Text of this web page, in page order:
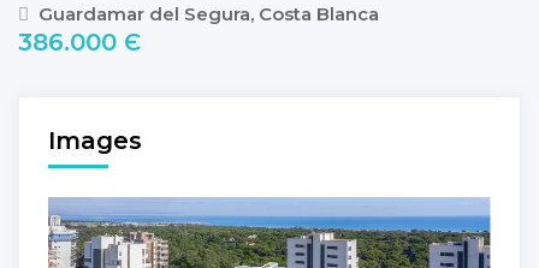
Guardamar del Segura, Costa Blanca
386.000 Є
Images